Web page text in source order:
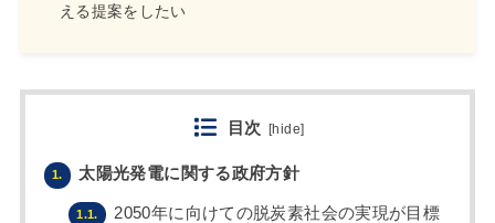
える提案をしたい
目次 [hide]
1. 太陽光発電に関する政府方針
1.1. 2050年に向けての脱炭素社会の実現が目標